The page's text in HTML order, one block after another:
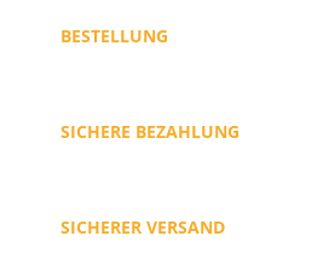
BESTELLUNG
SICHERE BEZAHLUNG
SICHERER VERSAND